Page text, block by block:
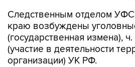
Следственным отделом
краю возбуждены
(государственная измена),
(участие в деятельности
организации) УК РФ.